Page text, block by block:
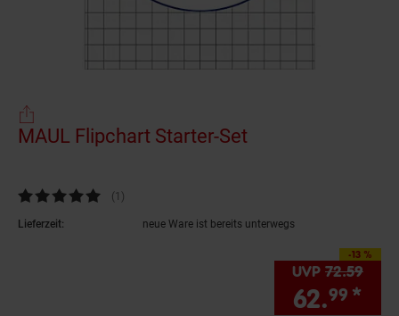
MAUL Flipchart Starter-Set
Kundenbewertung: 5 von 5 Sternen
(1 Kundenbewertungen
)
Lieferzeit: neue Ware ist bereits unterwegs
-13 %
Sie Sparen 13
UVP 72.59
62.99 *